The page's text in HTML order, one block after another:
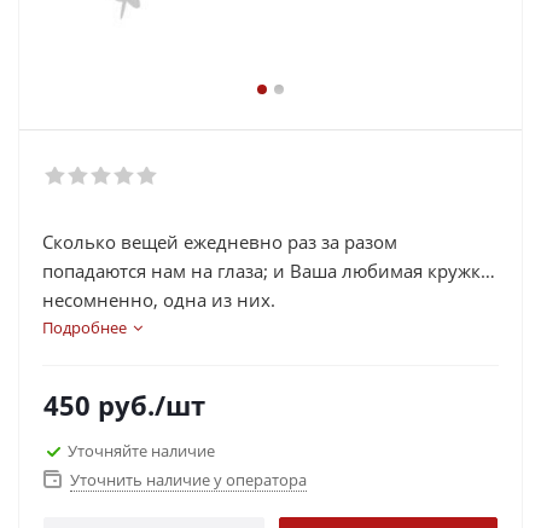
Сколько вещей ежедневно раз за разом
попадаются нам на глаза; и Ваша любимая кружка,
несомненно, одна из них.
Как было бы здорово, если бы они не просто
в своих возможностях, напоминали о чистом и
светлом или просто поднимали настроение!
Подробнее
450 руб./шт
Уточняйте наличие
Уточнить наличие у оператора